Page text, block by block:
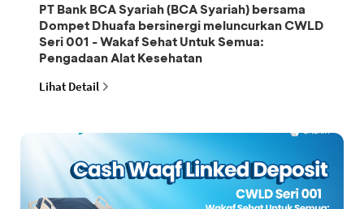
PT Bank BCA Syariah (BCA Syariah) bersama
Dompet Dhuafa bersinergi meluncurkan CWLD
Seri 001 - Wakaf Sehat Untuk Semua:
Pengadaan Alat Kesehatan
Lihat Detail